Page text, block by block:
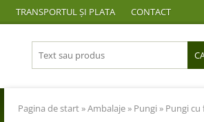
TRANSPORTUL ȘI PLATA CONTACT
Pagina de start»Ambalaje» Pungi » Pungi